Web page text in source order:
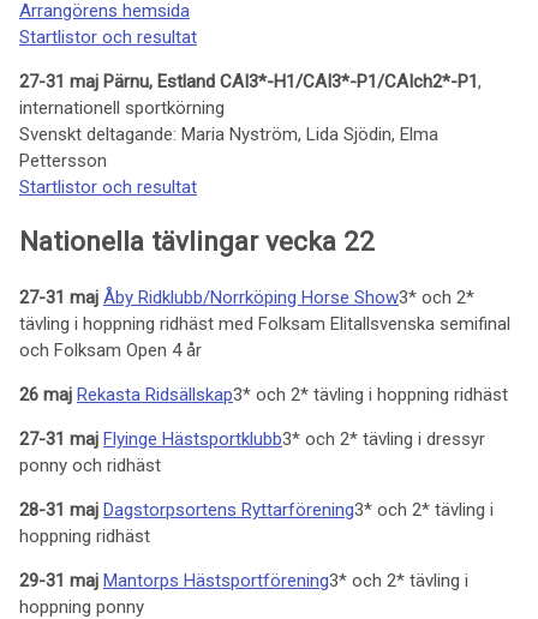
Arrangörens hemsida
Startlistor och resultat
27-31 maj Pärnu, Estland CAI3*-H1/CAI3*-P1/CAIch2*-P1,
internationell sportkörning
Svenskt deltagande: Maria Nyström, Lida Sjödin, Elma
Pettersson
Startlistor och resultat
Nationella tävlingar vecka 22
27-31 maj Åby Ridklubb/Norrköping Horse Show3* och 2*
tävling i hoppning ridhäst med Folksam Elitallsvenska semifinal
och Folksam Open 4 år
26 maj Rekasta Ridsällskap3* och 2* tävling i hoppning ridhäst
27-31 maj Flyinge Hästsportklubb3* och 2* tävling i dressyr
ponny och ridhäst
28-31 maj Dagstorpsortens Ryttarförening3* och 2* tävling i
hoppning ridhäst
29-31 maj Mantorps Hästsportförening3* och 2* tävling i
hoppning ponny